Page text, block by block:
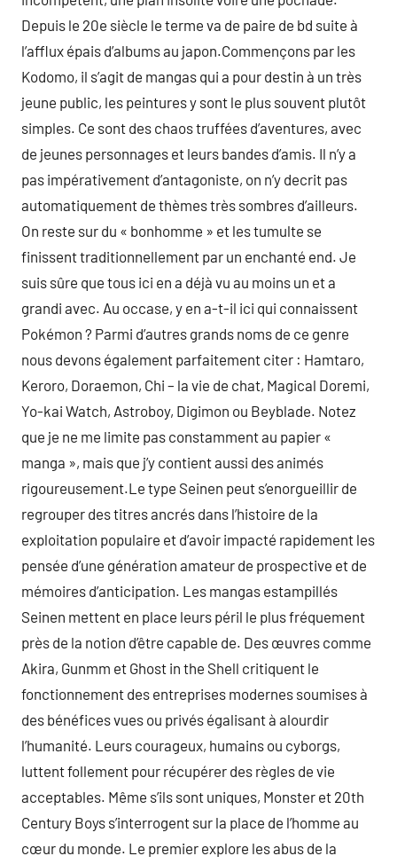
Depuis le 20e siècle le terme va de paire de bd suite à
l’afflux épais d’albums au japon.Commençons par les
Kodomo, il s’agit de mangas qui a pour destin à un très
jeune public, les peintures y sont le plus souvent plutôt
simples. Ce sont des chaos truffées d’aventures, avec
de jeunes personnages et leurs bandes d’amis. Il n’y a
pas impérativement d’antagoniste, on n’y decrit pas
automatiquement de thèmes très sombres d’ailleurs.
On reste sur du « bonhomme » et les tumulte se
finissent traditionnellement par un enchanté end. Je
suis sûre que tous ici en a déjà vu au moins un et a
grandi avec. Au occase, y en a-t-il ici qui connaissent
Pokémon ? Parmi d’autres grands noms de ce genre
nous devons également parfaitement citer : Hamtaro,
Keroro, Doraemon, Chi – la vie de chat, Magical Doremi,
Yo-kai Watch, Astroboy, Digimon ou Beyblade. Notez
que je ne me limite pas constamment au papier «
manga », mais que j’y contient aussi des animés
rigoureusement.Le type Seinen peut s’enorgueillir de
regrouper des titres ancrés dans l’histoire de la
exploitation populaire et d’avoir impacté rapidement les
pensée d’une génération amateur de prospective et de
mémoires d’anticipation. Les mangas estampillés
Seinen mettent en place leurs péril le plus fréquement
près de la notion d’être capable de. Des œuvres comme
Akira, Gunmm et Ghost in the Shell critiquent le
fonctionnement des entreprises modernes soumises à
des bénéfices vues ou privés égalisant à alourdir
l’humanité. Leurs courageux, humains ou cyborgs,
luttent follement pour récupérer des règles de vie
acceptables. Même s’ils sont uniques, Monster et 20th
Century Boys s’interrogent sur la place de l’homme au
cœur du monde. Le premier explore les abus de la